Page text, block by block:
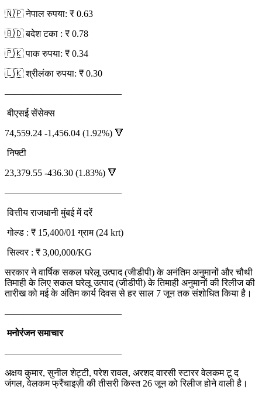
🇳🇵 नेपाल रुपया: ₹ 0.63
🇧🇩 बदेश टका : ₹ 0.78
🇵🇰 पाक रुपया: ₹ 0.34
🇱🇰 श्रीलंका रुपया: ₹ 0.30
————————————–
बीएसई सेंसेक्स
74,559.24 -1,456.04 (1.92%) 🔻
निफ्टी
23,379.55 -436.30 (1.83%) 🔻
————————————–
वित्तीय राजधानी मुंबई में दरें
गोल्ड : ₹ 15,400/01 ग्राम (24 krt)
सिल्वर : ₹ 3,00,000/KG
सरकार ने वार्षिक सकल घरेलू उत्पाद (जीडीपी) के अनंतिम अनुमानों और चौथी
तिमाही के लिए सकल घरेलू उत्पाद (जीडीपी) के तिमाही अनुमानों की रिलीज की
तारीख को मई के अंतिम कार्य दिवस से हर साल 7 जून तक संशोधित किया है।
————————————–
मनोरंजन समाचार
————————————–
अक्षय कुमार, सुनील शेट्टी, परेश रावल, अरशद वारसी स्टारर वेलकम टू द
जंगल, वेलकम फ्रैंचाइज़ी की तीसरी किस्त 26 जून को रिलीज होने वाली है।